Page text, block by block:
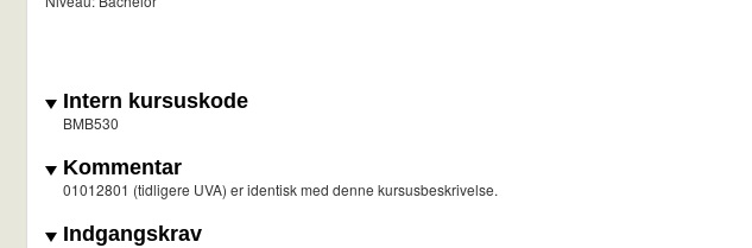
Intern kursuskode
BMB530
Kommentar
01012801 (tidligere UVA) er identisk med denne kursusbeskrivelse.
Indgangskrav